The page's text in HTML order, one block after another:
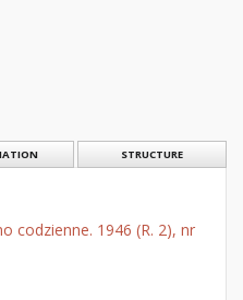
STRUCTURE
codzienne. 1946 (R. 2), nr